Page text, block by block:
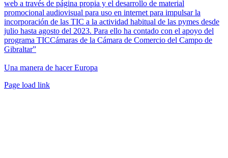
web a través de página propia y el desarrollo de material
promocional audiovisual para uso en internet para impulsar la
incorporación de las TIC a la actividad habitual de las pymes desde
julio hasta agosto del 2023. Para ello ha contado con el apoyo del
programa TICCámaras de la Cámara de Comercio del Campo de
Gibraltar”
Una manera de hacer Europa
Facebook
Twitter
Instagram
Pinterest
Page load link